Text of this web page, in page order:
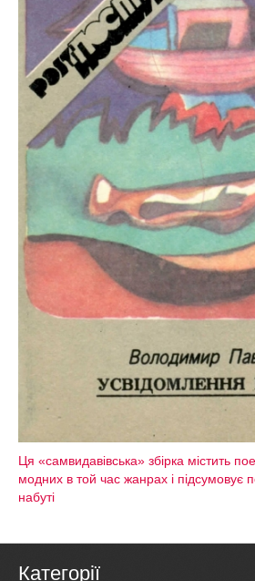
Ця «самвидавівська» збірка містить
модних в той час жанрах і підсумовує
набуті
Категорії